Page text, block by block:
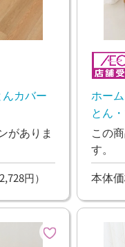
カバー
がありま
円）
ホー
とん
この
す。
本体